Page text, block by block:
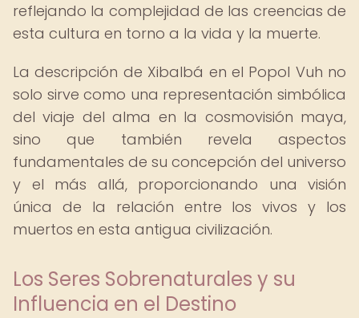
reflejando la complejidad de las creencias de
esta cultura en torno a la vida y la muerte.
La descripción de Xibalbá en el Popol Vuh no
solo sirve como una representación simbólica
del viaje del alma en la cosmovisión maya,
sino que también revela aspectos
fundamentales de su concepción del universo
y el más allá, proporcionando una visión
única de la relación entre los vivos y los
muertos en esta antigua civilización.
Los Seres Sobrenaturales y su
Influencia en el Destino